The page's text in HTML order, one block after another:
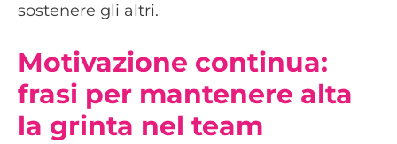
sostenere gli altri.
Motivazione continua:
frasi per mantenere alta
la grinta nel team